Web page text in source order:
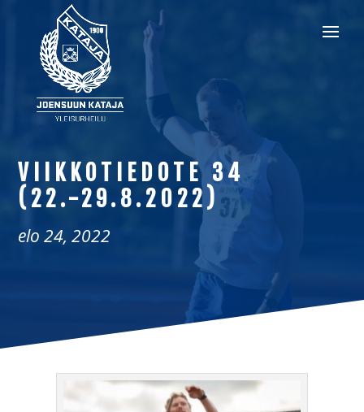
VIIKKOTIEDOTE 34
(22.-29.8.2022)
elo 24, 2022